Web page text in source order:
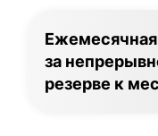
Ежемесячная
за
резерве к